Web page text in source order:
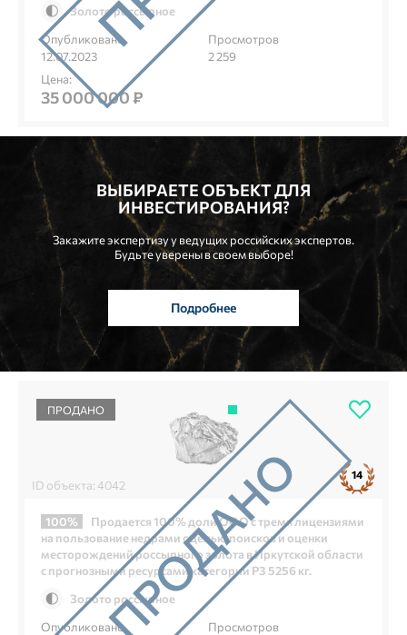
Золото россыпное
Опубликовано
12.07.2023
Просмотров
2 259
Цена:
35 000 000 ₽
ВЫБИРАЕТЕ ОБЪЕКТ ДЛЯ
ИНВЕСТИРОВАНИЯ?
Закажите экспертизу у ведущих российских экспертов.
Будьте уверены в своем выборе!
Подробнее
ПРОДАНО
ID объекта: 4042
14
100%
Продается 100% доли ООО с тремя лицензиями
на пользование недрами с целью поисков и оценки
месторождений россыпного золота в Иркутской области
с прогнозными ресурсами категории Р3 5256 кг.
Золото россыпное
Опубликовано
Просмотров